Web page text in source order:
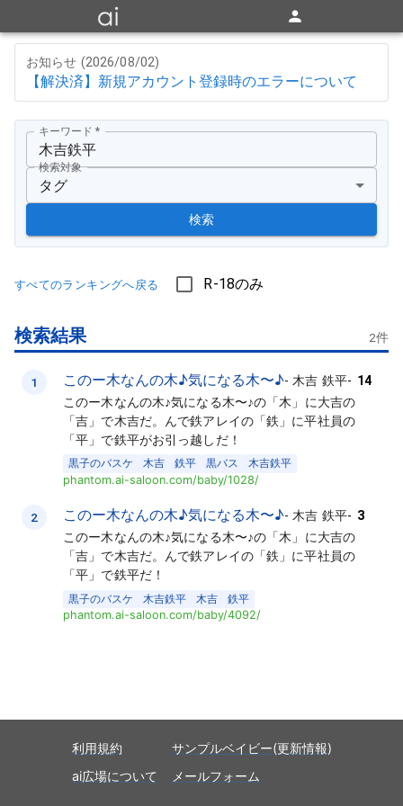
お知らせ (2026/08/02)
【解決済】新規アカウント登録時のエラーについて
キーワード *
検索対象
タグ
検索
すべてのランキングへ戻る R-18のみ
検索結果 2件
1 このー木なんの木♪気になる木〜♪-木吉 鉄平- 14
このー木なんの木♪気になる木〜♪の「木」に大吉の
「吉」で木吉だ。んで鉄アレイの「鉄」に平社員の
「平」で鉄平がお引っ越しだ！
黒子のバスケ 木吉 鉄平 黒バス
木吉鉄平
phantom.ai-saloon.com/baby/1028/
2 このー木なんの木♪気になる木〜♪-木吉 鉄平- 3
このー木なんの木♪気になる木〜♪の「木」に大吉の
「吉」で木吉だ。んで鉄アレイの「鉄」に平社員の
「平」で鉄平だ！
黒子のバスケ 木吉鉄平 木吉
鉄平
phantom.ai-saloon.com/baby/4092/
利用規約
ai広場について
サンプルベイビー(更新情報)
メールフォーム